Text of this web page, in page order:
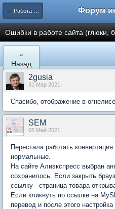
← Работа сайта mySKU.ru
Ошибки в работе сайта (глюки,
«
Назад
2gusia
31 Мар 2021
Спасибо, отображение в
SEM
05 Май 2021
Перестала работать
нормальные.
На сайте Алиэкспресс выбран
сохранилось. Если закрыть
ссылку - страница товара
Если кликнуть по ссылке на
перевод и после этого